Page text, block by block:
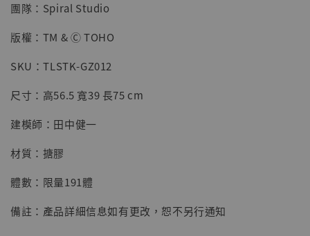
NT$ 5,580
團隊：Spiral Studio
版權：TM & Ⓒ TOHO
SKU：TLSTK-GZ012
尺寸：高56.5 寬39 長75 cm
建模師：田中健一
材質：搪膠
體數：限量191體
備註：產品詳細信息如有更改，恕不另行通知